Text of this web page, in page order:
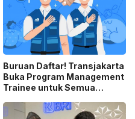
Buruan Daftar! Transjakarta
Buka Program Management
Trainee untuk Semua